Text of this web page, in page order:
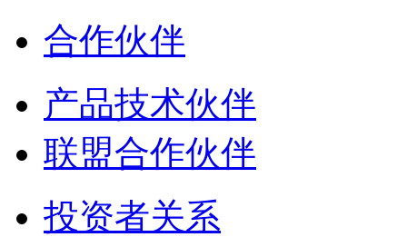
合作伙伴
产品技术伙伴
联盟合作伙伴
投资者关系